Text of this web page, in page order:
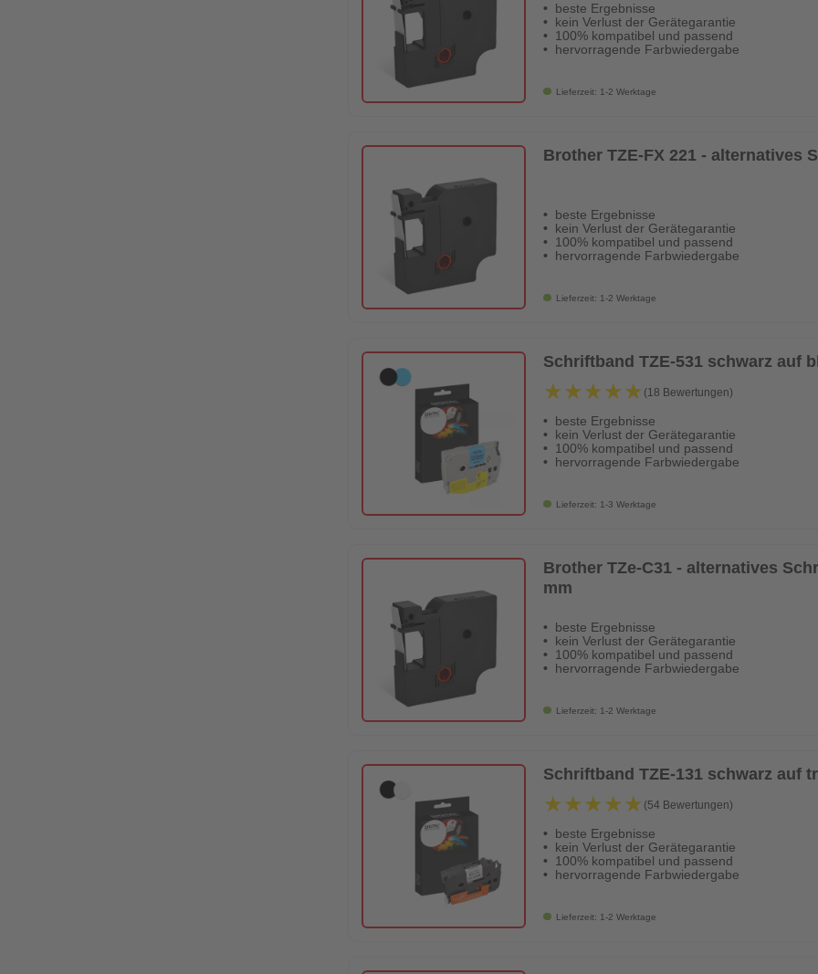
beste Ergebnisse
kein Verlust der Gerätegarantie
100% kompatibel und passend
hervorragende Farbwiedergabe
Lieferzeit: 1-2 Werktage
Brother TZE-FX 221 - alternatives
beste Ergebnisse
kein Verlust der Gerätegarantie
100% kompatibel und passend
hervorragende Farbwiedergabe
Lieferzeit: 1-2 Werktage
Schriftband TZE-531 schwarz auf
★★★★★
★★★★★ (18 Bewertungen)
beste Ergebnisse
kein Verlust der Gerätegarantie
100% kompatibel und passend
hervorragende Farbwiedergabe
Lieferzeit: 1-3 Werktage
Brother TZe-C31 - alternatives
mm
beste Ergebnisse
kein Verlust der Gerätegarantie
100% kompatibel und passend
hervorragende Farbwiedergabe
Lieferzeit: 1-2 Werktage
Schriftband TZE-131 schwarz auf
★★★★★
★★★★★ (54 Bewertungen)
beste Ergebnisse
kein Verlust der Gerätegarantie
100% kompatibel und passend
hervorragende Farbwiedergabe
Lieferzeit: 1-2 Werktage